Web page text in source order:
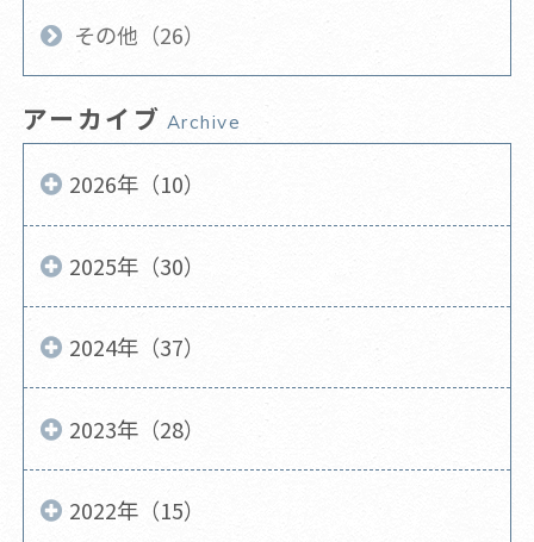
その他（26）
アーカイブ Archive
2026年（10）
2025年（30）
2024年（37）
2023年（28）
2022年（15）